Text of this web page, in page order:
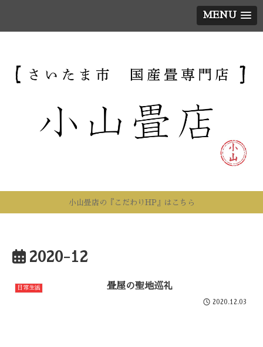
MENU
小山畳店の『こだわりHP』はこちら
2020-12
日常生活 畳屋の聖地巡礼
2020.12.03